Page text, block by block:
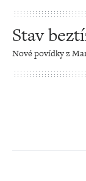
Stav
Nové povídky z